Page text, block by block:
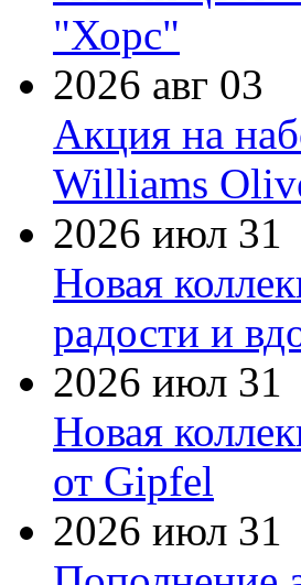
"Хорс"
2026 авг 03
Акция на
Williams
2026 июл 31
Новая
радости и
2026 июл 31
Новая
от Gipfel
2026 июл 31